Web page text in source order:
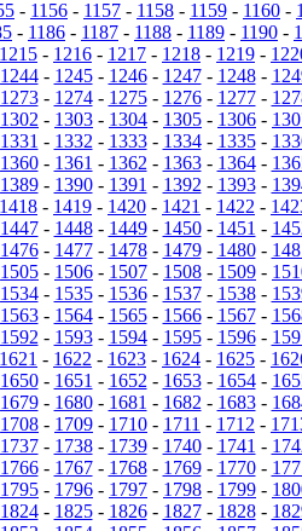
- 1156 - 1157 - 1158 - 1159 - 1160 -
- 1186 - 1187 - 1188 - 1189 - 1190 -
1215 - 1216 - 1217 - 1218 - 1219 -
1244- 1245- 1246- 1247- 1248-
1273- 1274- 1275- 1276- 1277-
1302 - 1303 - 1304 - 1305 - 1306 -
1331 - 1332 - 1333- 1334- 1335-
1360- 1361 - 1362 - 1363- 1364-
1389- 1390- 1391 - 1392 - 1393-
1418 - 1419 - 1420 - 1421 - 1422 -
1447- 1448- 1449- 1450- 1451 -
1476- 1477- 1478- 1479- 1480-
1505 - 1506 - 1507 - 1508 - 1509 -
1534- 1535- 1536- 1537- 1538-
1563- 1564- 1565- 1566- 1567-
1592 - 1593- 1594- 1595- 1596-
1621 - 1622 - 1623 - 1624 - 1625 -
1650- 1651 - 1652 - 1653- 1654-
1679- 1680- 1681 - 1682 - 1683-
1708 - 1709 - 1710 - 1711 - 1712 -
1737- 1738- 1739- 1740- 1741 -
1766- 1767- 1768- 1769- 1770-
1795 - 1796 - 1797 - 1798 - 1799 -
1824- 1825- 1826- 1827- 1828-